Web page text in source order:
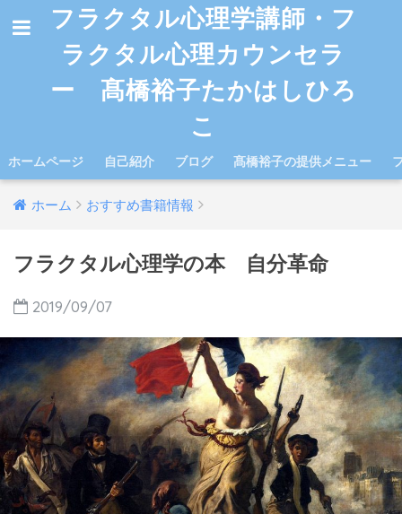
フラクタル心理学講師・フ
ラクタル心理カウンセラ
ー 髙橋裕子たかはしひろ
こ
ホームページ 自己紹介 ブログ 髙橋裕子の提供メニュー
ホーム おすすめ書籍情報
フラクタル心理学の本 自分革命
2019/09/07